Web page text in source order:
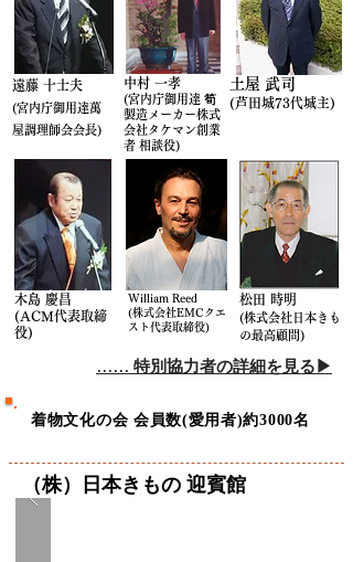
遠藤 十士夫
(宮内庁御用達萬
屋調理師会会長)
中村 一孝
(宮内庁御用達 筍
製造メーカー株式
会社タケマン創業
者 相談役)
土屋 武司
(芦田城73代城主)
木島 慶昌
(ACM代表取締
役)
William Reed
(株式会社EMCクエ
スト代表取締役)
松田 時明
(株式会社日本きも
の最高顧問)
…… 特別協力者の詳細を見る▶︎
着物文化の会 会員数(愛用者)約3000名
​（株）日本きもの 迎賓館